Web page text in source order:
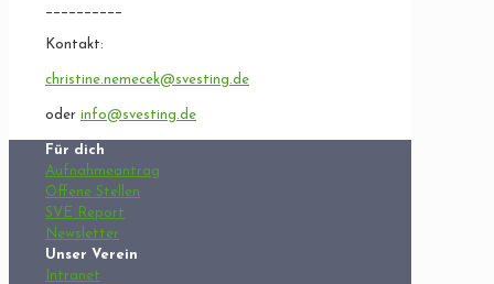
__________
Kontakt:
christine.nemecek@svesting.de
oder info@svesting.de
Für dich
Aufnahmeantrag
Offene Stellen
SVE Report
Newsletter
Unser Verein
Intranet